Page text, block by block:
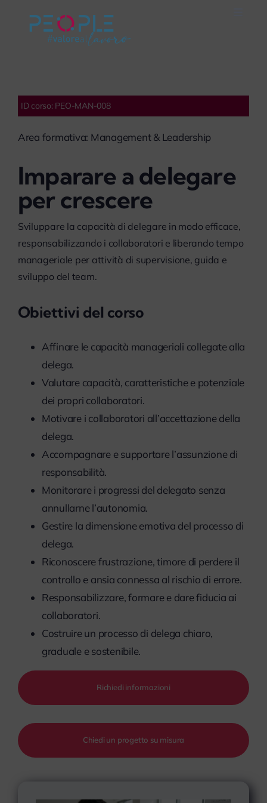
On Air
Impegno Sociale
ID corso: PEO-MAN-008
Area formativa: Management & Leadership
Imparare a delegare
per crescere
Sviluppare la capacità di delegare in modo efficace,
responsabilizzando i collaboratori e liberando tempo
manageriale per attività di supervisione, guida e
sviluppo del team.
Obiettivi del corso
Affinare le capacità manageriali collegate alla
delega.
Valutare capacità, caratteristiche e potenziale
dei propri collaboratori.
Motivare i collaboratori all’accettazione della
delega.
Accompagnare e supportare l’assunzione di
responsabilità.
Monitorare i progressi del delegato senza
annullarne l’autonomia.
Gestire la dimensione emotiva del processo di
delega.
Riconoscere frustrazione, timore di perdere il
controllo e ansia connessa al rischio di errore.
Responsabilizzare, formare e dare fiducia ai
collaboratori.
Costruire un processo di delega chiaro,
graduale e sostenibile.
Richiedi informazioni
Chiedi un progetto su misura